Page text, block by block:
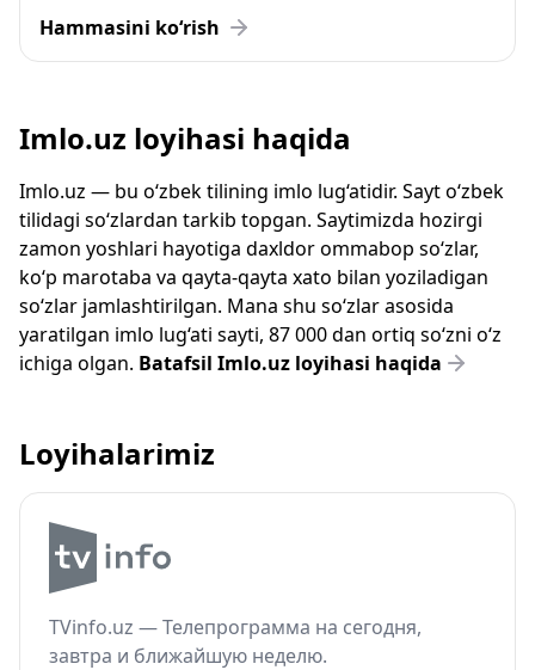
Hammasini ko‘rish
Imlo.uz loyihasi haqida
Imlo.uz — bu o‘zbek tilining imlo lug‘atidir. Sayt o‘zbek
tilidagi so‘zlardan tarkib topgan. Saytimizda hozirgi
zamon yoshlari hayotiga daxldor ommabop so‘zlar,
ko‘p marotaba va qayta-qayta xato bilan yoziladigan
so‘zlar jamlashtirilgan. Mana shu so‘zlar asosida
yaratilgan imlo lug‘ati sayti, 87 000 dan ortiq so‘zni o‘z
ichiga olgan. Batafsil Imlo.uz loyihasi haqida
Loyihalarimiz
TVinfo.uz — Телепрограмма на сегодня,
завтра и ближайшую неделю.